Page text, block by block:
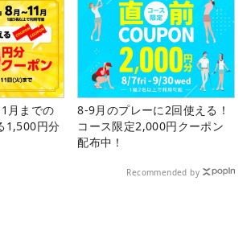
月までの
1,500円分
8-9月のプレーに2回使える！
コース限定2,000円クーポン
配布中！
Recommended by